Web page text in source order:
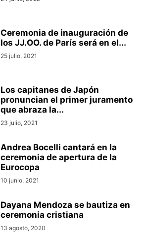
Ceremonia de inauguración de
los JJ.OO. de París será en el...
25 julio, 2021
Los capitanes de Japón
pronuncian el primer juramento
que abraza la...
23 julio, 2021
Andrea Bocelli cantará en la
ceremonia de apertura de la
Eurocopa
10 junio, 2021
Dayana Mendoza se bautiza en
ceremonia cristiana
13 agosto, 2020